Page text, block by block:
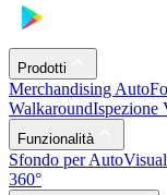
Prodotti
Merchandising Auto
WalkaroundIspezione
Funzionalità
Sfondo per Auto
360°